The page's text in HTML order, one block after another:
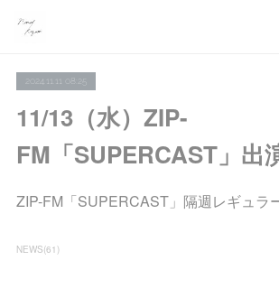
2024.11.11 08:25
11/13（水）ZIP-
FM「SUPERCAST」出
ZIP-FM「SUPERCAST」隔週レギュラ
NEWS(61)